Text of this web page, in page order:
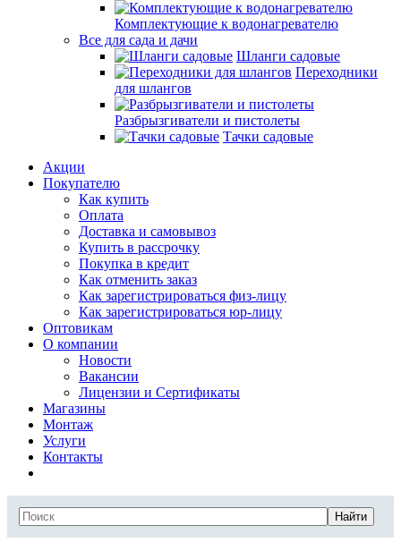
Комплектующие к водонагревателю
Все для сада и дачи
Шланги садовые
Переходники
для шлангов
Разбрызгиватели и пистолеты
Тачки садовые
Акции
Покупателю
Как купить
Оплата
Доставка и самовывоз
Купить в рассрочку
Покупка в кредит
Как отменить заказ
Как зарегистрироваться физ-лицу
Как зарегистрироваться юр-лицу
Оптовикам
О компании
Новости
Вакансии
Лицензии и Сертификаты
Магазины
Монтаж
Услуги
Контакты
Найти